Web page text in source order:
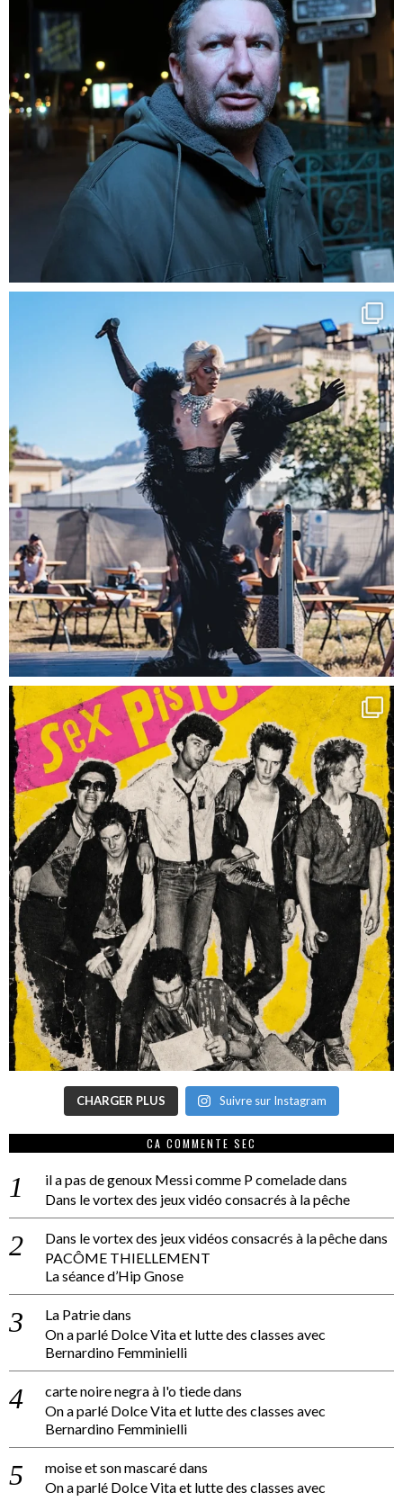
CHARGER PLUS Suivre sur Instagram
CA COMMENTE SEC
il a pas de genoux Messi comme P comeladedans
Dans le vortex des jeux vidéo consacrés à la pêche
Dans le vortex des jeux vidéos consacrés à la pêchedans
PACÔME THIELLEMENT
La séance d’Hip Gnose
La Patriedans
On a parlé Dolce Vita et lutte des classes avec
Bernardino Femminielli
carte noire negra à l'o tiededans
On a parlé Dolce Vita et lutte des classes avec
Bernardino Femminielli
moise et son mascarédans
On a parlé Dolce Vita et lutte des classes avec